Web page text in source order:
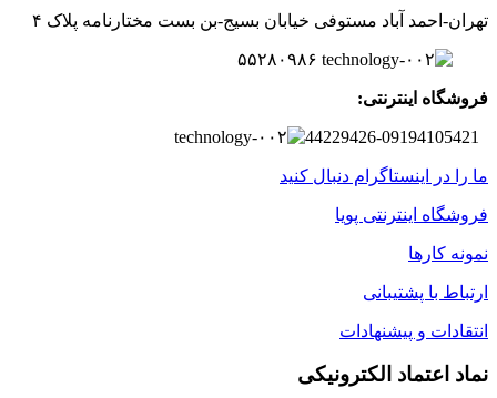
تهران- احمد آباد مستوفی خیابان بسیج-بن بست مختارنامه پلاک ۴
فروشگاه اینترنتی:
44229426-09194105421
ما را در اینستاگرام دنبال کنید
فروشگاه اینترنتی پویا
نمونه کارها
ارتباط با پشتیبانی
انتقادات و پیشنهادات
نماد اعتماد الکترونیکی